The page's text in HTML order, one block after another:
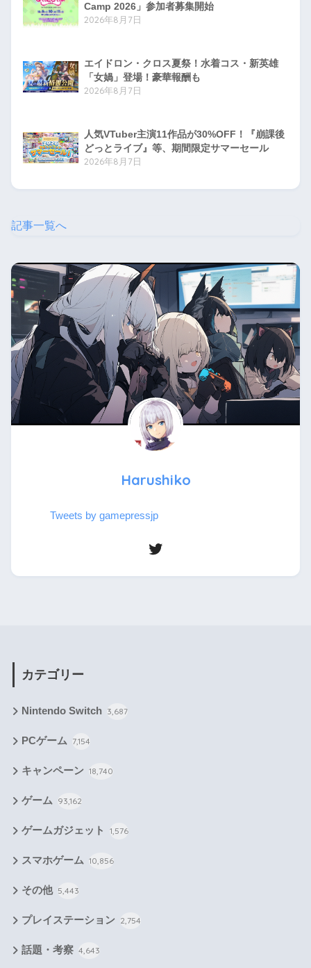
Camp 2026」参加者募集開始
2026年8月7日
エイドロン・クロス夏祭！水着コス・新英雄
「女媧」登場！豪華報酬も
2026年8月7日
人気VTuber主演11作品が30%OFF！『崩課後
どっとライブ』等、期間限定サマーセール
2026年8月7日
記事一覧へ
Harushiko
Tweets by gamepressjp
カテゴリー
Nintendo Switch 3,687
PCゲーム 7,154
キャンペーン 18,740
ゲーム 93,162
ゲームガジェット 1,576
スマホゲーム 10,856
その他 5,443
プレイステーション 2,754
話題・考察 4,643